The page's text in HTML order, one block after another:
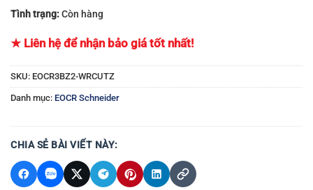
Tình trạng:Còn hàng
★ Liên hệ để nhận bảo giá tốt nhất!
SKU: EOCR3BZ2-WRCUTZ
Danh mục: EOCR Schneider
CHIA SẺ BÀI VIẾT NÀY: